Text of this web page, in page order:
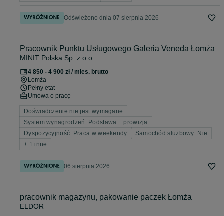
Odświeżono dnia 07 sierpnia 2026
Pracownik Punktu Usługowego Galeria Veneda Łomża
MINIT Polska Sp. z o.o.
4 850 - 4 900 zł / mies. brutto
Łomża
Pełny etat
Umowa o pracę
Doświadczenie nie jest wymagane
System wynagrodzeń: Podstawa + prowizja
Dyspozycyjność: Praca w weekendy
Samochód służbowy: Nie
+ 1 inne
06 sierpnia 2026
pracownik magazynu, pakowanie paczek Łomża
ELDOR